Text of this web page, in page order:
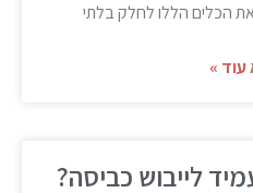
את הכלים הללו לחלק בלתי
»
לייבוש כביסה?